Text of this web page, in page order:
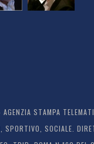
AGENZIA STAMPA
SPORTIVO, SOCIALE.